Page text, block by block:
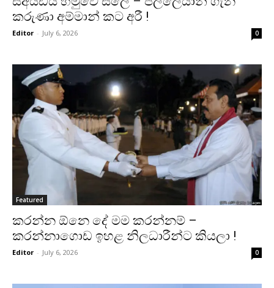
කරුණා අම්මාන් කට අරී !
Editor - July 6, 2026 0
Featured
කරන්න ඕනෙ දේ මම කරන්නම් –
කරන්නාගොඩ ඉහළ නිලධාරීන්ට කියලා !
Editor - July 6, 2026 0